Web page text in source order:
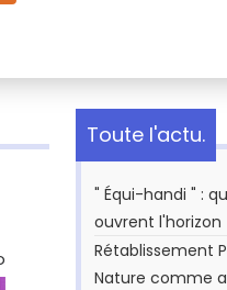
Toute l'actu.
" Équi-handi " :
ouvrent l'horizon
Rétablissement
Nature comme